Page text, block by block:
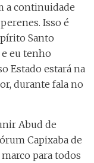
a continuidade
Isso é
Santo
eu tenho
Estado estará na
durante fala no
Abud de
Capixaba de
para todos